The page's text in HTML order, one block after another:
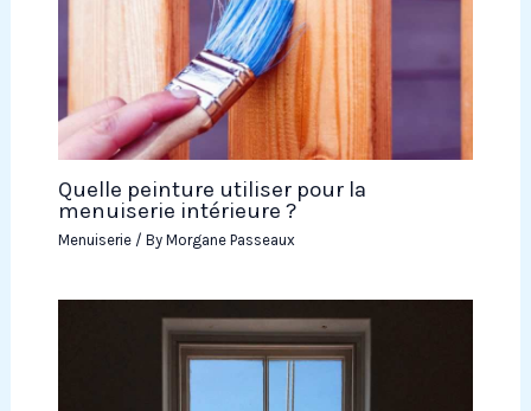
Quelle peinture utiliser pour la
menuiserie intérieure ?
Menuiserie/ By Morgane Passeaux